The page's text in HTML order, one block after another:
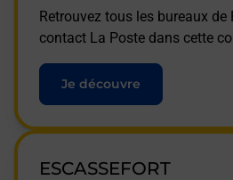
Retrouvez tous les bureaux
contact La Poste dans cette
Je découvre
ESCASSEFORT